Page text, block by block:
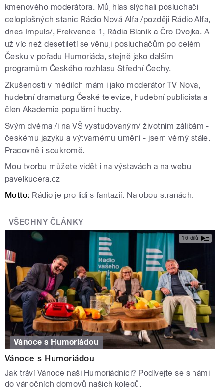
kmenového moderátora. Můj hlas slýchali posluchači
celoplošných stanic Rádio Nová Alfa /později Rádio Alfa,
dnes Impuls/, Frekvence 1, Rádia Blaník a Čro Dvojka. A
už víc než desetiletí se věnuji posluchačům po celém
Česku v pořadu Humoriáda, stejně jako dalším
programům Českého rozhlasu Střední Čechy.
Zkušenosti v médiích mám i jako moderátor TV Nova,
hudební dramaturg České televize, hudební publicista a
člen Akademie populární hudby.
Svým dvěma /i na VŠ vystudovaným/ životním zálibám -
českému jazyku a výtvarnému umění - jsem věrný stále.
Pracovně i soukromě.
Mou tvorbu můžete vidět i na výstavách a na webu
pavelkucera.cz
Motto: Rádio je pro lidi s fantazií. Na obou stranách.
VŠECHNY ČLÁNKY
16 dílů
Vánoce s Humoriádou
Vánoce s Humoriádou
Jak tráví Vánoce naši Humoriádníci? Podívejte se s námi
do vánočních domovů našich kolegů.